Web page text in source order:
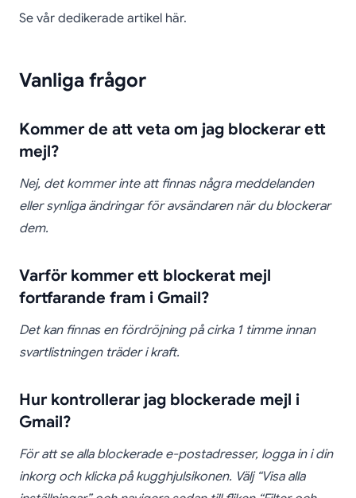
Se vår dedikerade artikel här.
Vanliga frågor
Kommer de att veta om jag blockerar ett
mejl?
Nej, det kommer inte att finnas några meddelanden
eller synliga ändringar för avsändaren när du blockerar
dem.
Varför kommer ett blockerat mejl
fortfarande fram i Gmail?
Det kan finnas en fördröjning på cirka 1 timme innan
svartlistningen träder i kraft.
Hur kontrollerar jag blockerade mejl i
Gmail?
För att se alla blockerade e-postadresser, logga in i din
inkorg och klicka på kugghjulsikonen. Välj “Visa alla